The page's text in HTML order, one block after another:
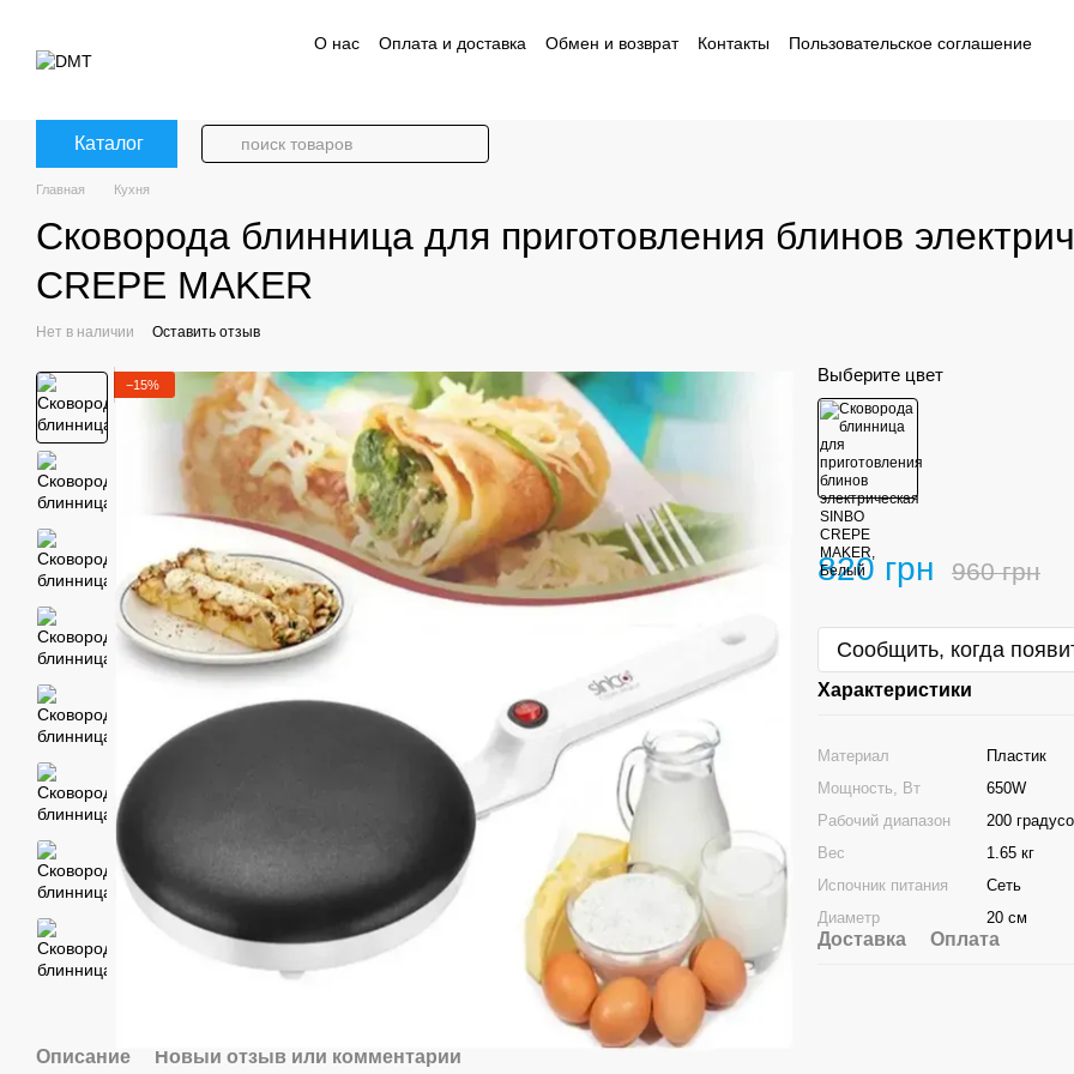
О нас
Оплата и доставка Обмен и возврат Контакты
Пользовательское соглашение
Каталог
Главная Кухня
Сковорода блинница для приготовления блинов
CREPE MAKER
Нет в наличии Оставить отзыв
−15%
Описание Новый отзыв или комментарий
Выберите цвет
820 грн 960 грн
Сообщить, когда
Характеристики
Материал
Пластик
Мощность, Вт
650W
Рабочий диапазон
200
Вес
1.65 кг
Испочник питания
Сеть
Диаметр
20 см
Доставка Оплата